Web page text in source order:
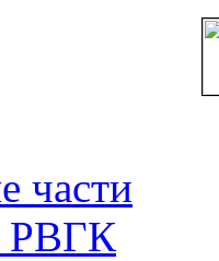
части
РВГК